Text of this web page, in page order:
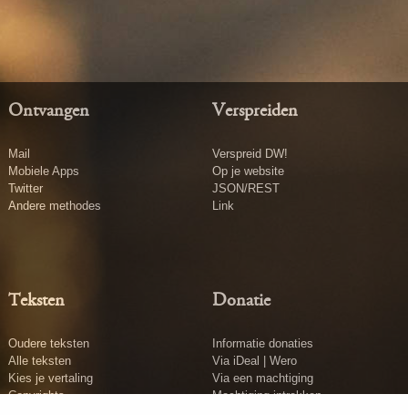
Ontvangen
Mail
Mobiele Apps
Twitter
Andere methodes
Verspreiden
Verspreid DW!
Op je website
JSON/REST
Link
Teksten
Oudere teksten
Alle teksten
Kies je vertaling
Copyrights
Donatie
Informatie donaties
Via iDeal | Wero
Via een machtiging
Machtiging intrekken